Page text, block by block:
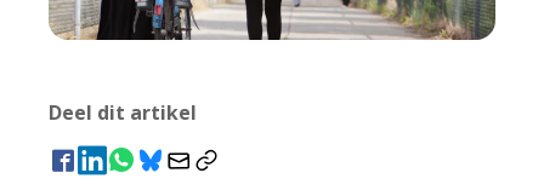
Deel dit artikel